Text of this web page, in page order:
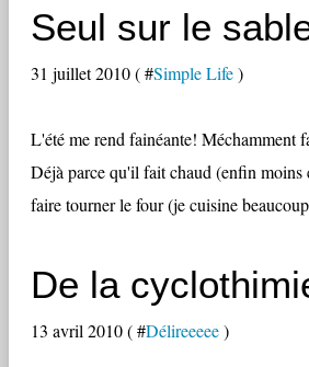
Seul sur le
31 juillet 2010 ( #Simple Life)
L'été me rend fainéante! Méchamment
Déjà parce qu'il fait chaud (enfin moins
faire tourner le four (je cuisine
De la
13 avril 2010 ( #Délireeeee)